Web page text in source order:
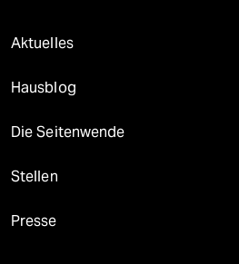
Aktuelles
Hausblog
Die Seitenwende
Stellen
Presse